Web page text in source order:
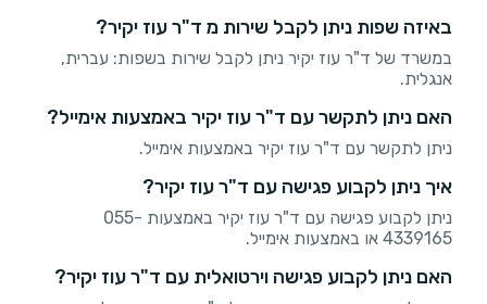
באיזה שפות ניתן לקבל שירות מ ד"ר עוז יקיר?
במשרד של ד"ר עוז יקיר ניתן לקבל שירות בשפות: עברית,
אנגלית.
האם ניתן לתקשר עם ד"ר עוז יקיר באמצעות אימייל?
ניתן לתקשר עם ד"ר עוז יקיר באמצעות אימייל.
איך ניתן לקבוע פגישה עם ד"ר עוז יקיר?
ניתן לקבוע פגישה עם ד"ר עוז יקיר באמצעות 055-
4339165 או באמצעות אימייל.
האם ניתן לקבוע פגישה וירטואלית עם ד"ר עוז יקיר?